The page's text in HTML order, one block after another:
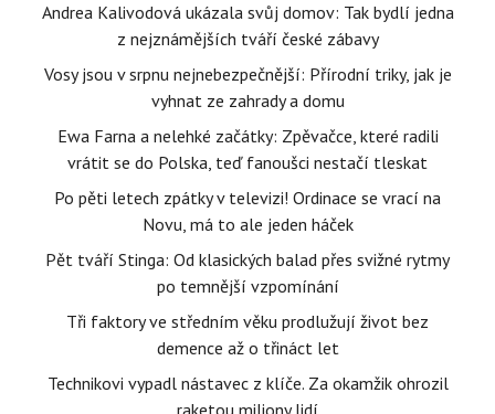
Andrea Kalivodová ukázala svůj domov: Tak bydlí jedna
z nejznámějších tváří české zábavy
Vosy jsou v srpnu nejnebezpečnější: Přírodní triky, jak je
vyhnat ze zahrady a domu
Ewa Farna a nelehké začátky: Zpěvačce, které radili
vrátit se do Polska, teď fanoušci nestačí tleskat
Po pěti letech zpátky v televizi! Ordinace se vrací na
Novu, má to ale jeden háček
Pět tváří Stinga: Od klasických balad přes svižné rytmy
po temnější vzpomínání
Tři faktory ve středním věku prodlužují život bez
demence až o třináct let
Technikovi vypadl nástavec z klíče. Za okamžik ohrozil
raketou miliony lidí